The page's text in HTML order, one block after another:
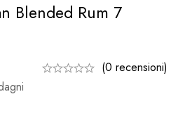
Blended Rum 7
(0 recensioni)